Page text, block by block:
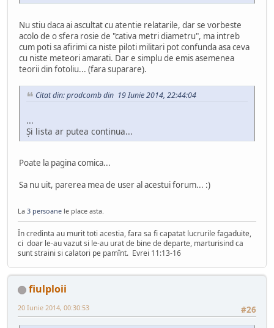
Nu stiu daca ai ascultat cu atentie relatarile, dar se vorbeste
acolo de o sfera rosie de "cativa metri diametru", ma intreb
cum poti sa afirimi ca niste piloti militari pot confunda asa ceva
cu niste meteori amarati. Dar e simplu de emis asemenea
teorii din fotoliu... (fara suparare).
Citat din: prodcomb din 19 Iunie 2014, 22:44:04
...
Şi lista ar putea continua...
Poate la pagina comica...
Sa nu uit, parerea mea de user al acestui forum... :)
La 3 persoane le place asta.
În credinta au murit toti acestia, fara sa fi capatat lucrurile fagaduite,
ci doar le-au vazut si le-au urat de bine de departe, marturisind ca
sunt straini si calatori pe pamînt. Evrei 11:13-16
fiulploii
#26
20 Iunie 2014, 00:30:53